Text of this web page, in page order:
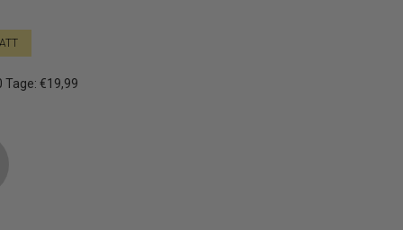
€19,99